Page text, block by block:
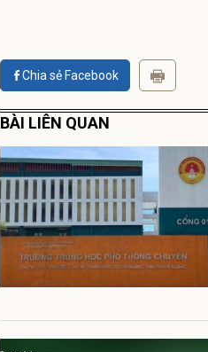
Chia sẻ Facebook
BÀI LIÊN QUAN